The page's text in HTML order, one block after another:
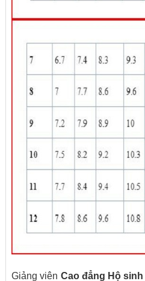
Giảng viên Cao đẳng Hộ sinh